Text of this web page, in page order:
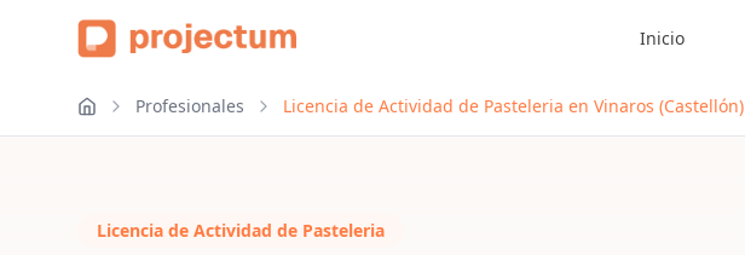
Inicio
Profesionales Licencia de Actividad de Pasteleria en Vinaros (Castellón)
Licencia de Actividad de Pasteleria